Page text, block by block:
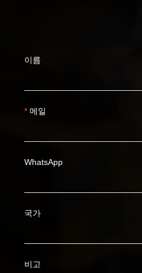
이름
메일
WhatsApp
국가
비고